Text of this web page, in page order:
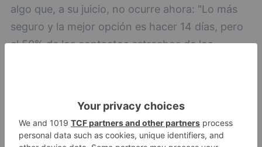
algo que, a su juicio, no ocurre ahora: "Lo más
seguro y la mejor opción es hacer 14 días, pero
el 50% de los contactos estrechos de los